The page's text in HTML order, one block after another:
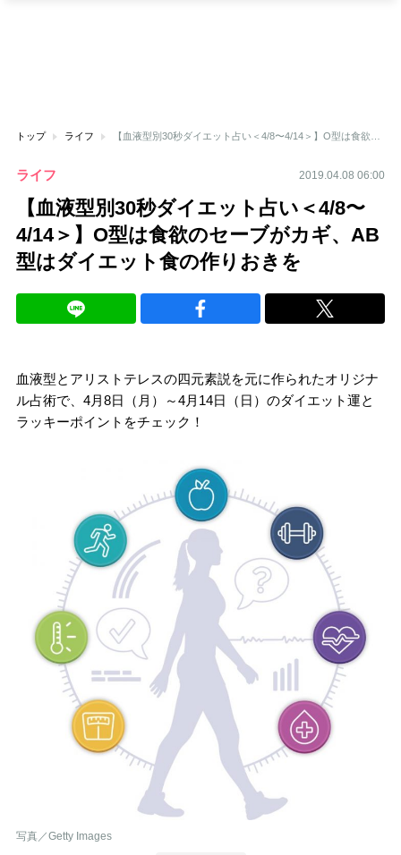
トップ ライフ
ライフ 2019.04.08 06:00
【血液型別30秒ダイエット占い＜4/8〜
4/14＞】O型は食欲のセーブがカギ、AB
型はダイエット食の作りおきを
血液型とアリストテレスの四元素説を元に作られたオリジナ
ル占術で、4月8日（月）～4月14日（日）のダイエット運と
ラッキーポイントをチェック！
写真／Getty Images